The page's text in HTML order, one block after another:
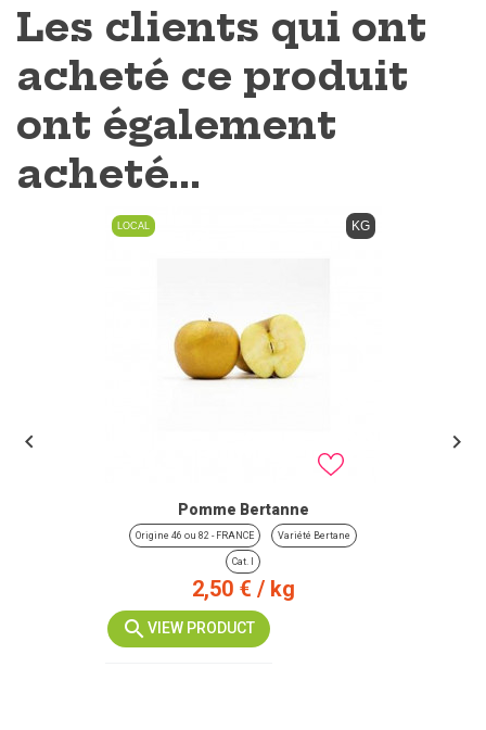
Les clients qui ont
acheté ce produit
ont également
acheté...
LOCAL KG
Pomme Bertanne
Origine 46 ou 82 - FRANCE Variété Bertane
Cat. I
Prix
2,50 € / kg
VIEW PRODUCT
 